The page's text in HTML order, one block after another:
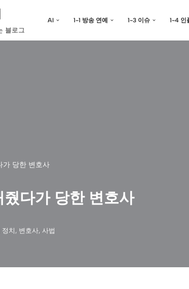
블로그
AI 1-1 방송 연예 1-3 이슈 1-4 인
가 당한 변호사
다가 당한 변호사
치 , 변호사, 사법